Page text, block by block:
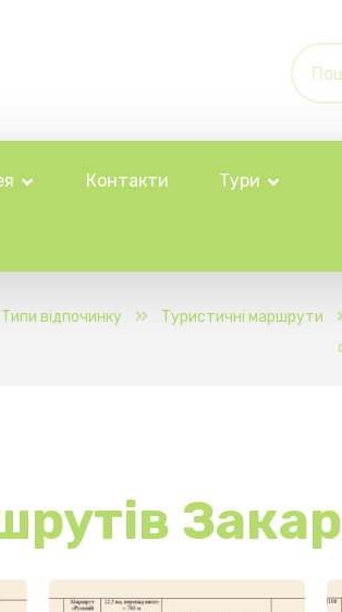
Контакти Тури
Типи відпочинку Туристичні маршрути